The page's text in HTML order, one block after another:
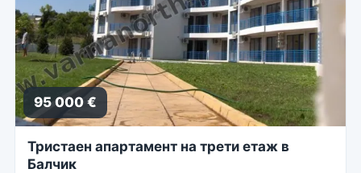
95 000 €
Тристаен апартамент на трети етаж в
Балчик